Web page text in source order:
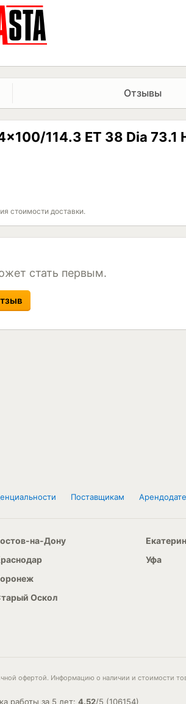
Отзывы
114.3 ET 38 Dia 73.1
стоимости доставки.
стать первым.
Поставщикам
на-Дону
Оскол
Уфа
офертой. Информацию о наличии и стоимости
работы за 5 лет: 4.52/5 (106154)